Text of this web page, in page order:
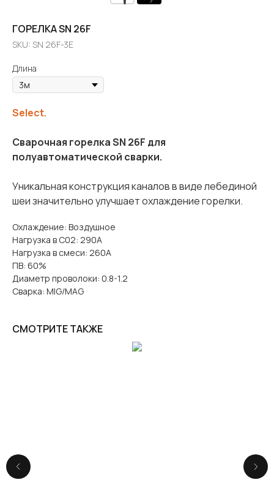
ГОРЕЛКА SN 26F
SKU: SN 26F-3E
Длина
Select.
Сварочная горелка SN 26F для
полуавтоматической сварки.
Уникальная конструкция каналов в виде лебединой
шеи значительно улучшает охлаждение горелки.
Охлаждение: Воздушное
Нагрузка в С02: 290А
Нагрузка в смеси: 260А
ПВ: 60%
Диаметр проволоки: 0.8-1.2
Сварка: MIG/MAG
СМОТРИТЕ ТАКЖЕ